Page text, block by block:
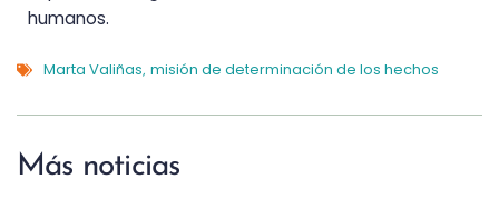
humanos.
Marta Valiñas, misión de determinación de los hechos
Más noticias